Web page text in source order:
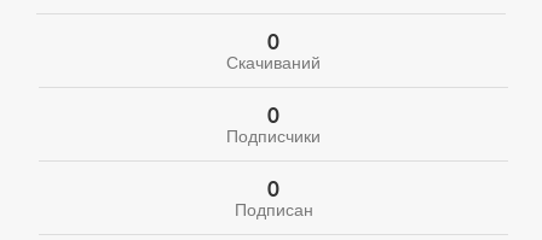
0
Скачиваний
0
Подписчики
0
Подписан